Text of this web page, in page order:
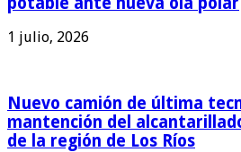
1 julio, 2026
Nuevo camión de última
mantención del
de la región de Los Ríos